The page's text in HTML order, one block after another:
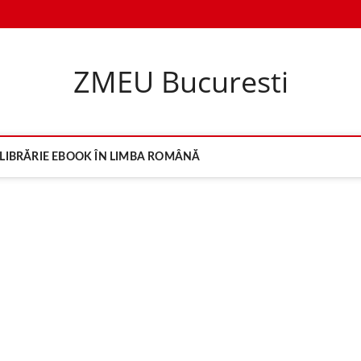
ZMEU Bucuresti
LIBRĂRIE EBOOK ÎN LIMBA ROMÂNĂ